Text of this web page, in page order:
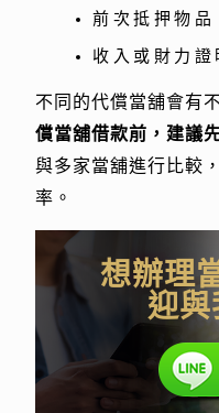
前次抵押物品
收入或財力證
不同的代償當舖會有
償當舖借款前，建議
與多家當舖進行比較
率。
想辦理
迎